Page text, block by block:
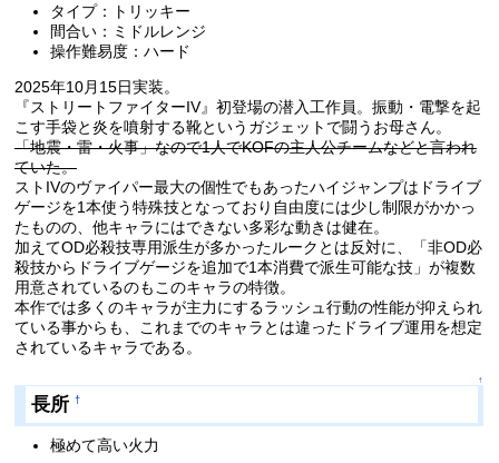
タイプ：トリッキー
間合い：ミドルレンジ
操作難易度：ハード
2025年10月15日実装。
『ストリートファイターIV』初登場の潜入工作員。振動・電撃を起
こす手袋と炎を噴射する靴というガジェットで闘うお母さん。
「地震・雷・火事」なので1人でKOFの主人公チームなどと言われ
ていた。
ストIVのヴァイパー最大の個性でもあったハイジャンプはドライブ
ゲージを1本使う特殊技となっており自由度には少し制限がかかっ
たものの、他キャラにはできない多彩な動きは健在。
加えてOD必殺技専用派生が多かったルークとは反対に、「非OD必
殺技からドライブゲージを追加で1本消費で派生可能な技」が複数
用意されているのもこのキャラの特徴。
本作では多くのキャラが主力にするラッシュ行動の性能が抑えられ
ている事からも、これまでのキャラとは違ったドライブ運用を想定
されているキャラである。
↑
長所 †
極めて高い火力